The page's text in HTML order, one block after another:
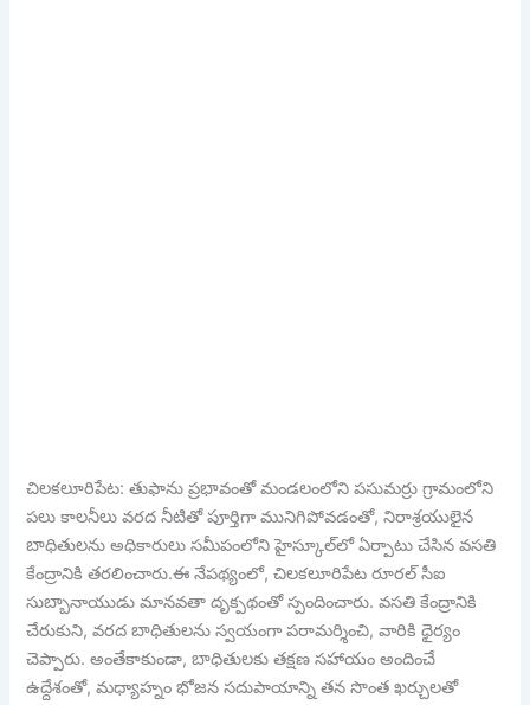
చిలకలూరిపేట: తుఫాను ప్రభావంతో మండలంలోని పసుమర్రు గ్రామంలోని
పలు కాలనీలు వరద నీటితో పూర్తిగా మునిగిపోవడంతో, నిరాశ్రయులైన
బాధితులను అధికారులు సమీపంలోని హైస్కూల్‌లో ఏర్పాటు చేసిన వసతి
కేంద్రానికి తరలించారు.ఈ నేపథ్యంలో, చిలకలూరిపేట రూరల్ సీఐ
సుబ్బానాయుడు మానవతా దృక్పథంతో స్పందించారు. వసతి కేంద్రానికి
చేరుకుని, వరద బాధితులను స్వయంగా పరామర్శించి, వారికి ధైర్యం
చెప్పారు. అంతేకాకుండా, బాధితులకు తక్షణ సహాయం అందించే
ఉద్దేశంతో, మధ్యాహ్నం భోజన సదుపాయాన్ని తన సొంత ఖర్చులతో